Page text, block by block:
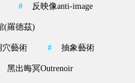
# 反映像anti-image
(羅德茲)
穴藝術 # 抽象藝術
黑出晦冥Outrenoir